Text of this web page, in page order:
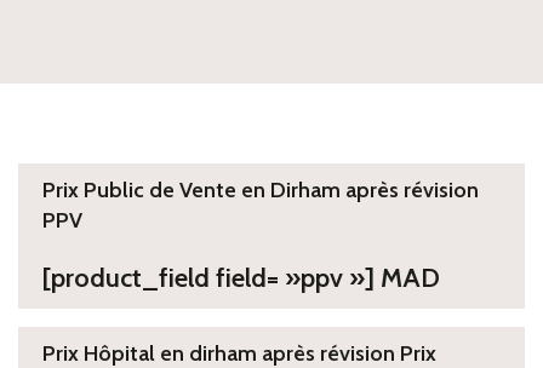
Prix Public de Vente en Dirham après révision
PPV
[product_field field= »ppv »] MAD
Prix Hôpital en dirham après révision Prix